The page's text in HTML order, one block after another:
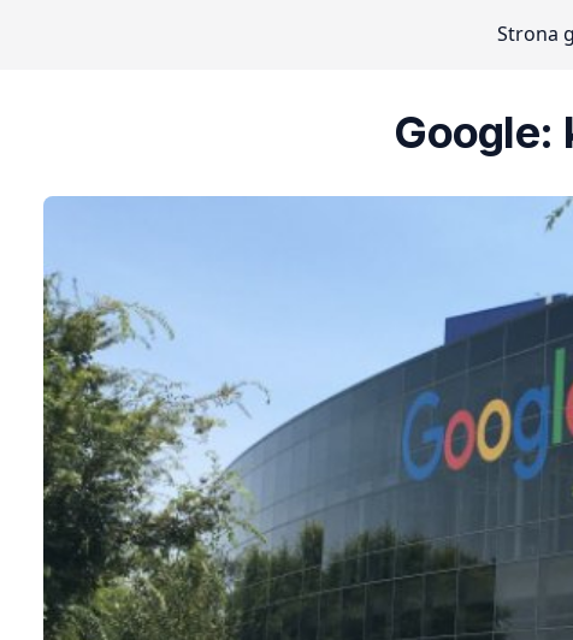
Strona
Google: